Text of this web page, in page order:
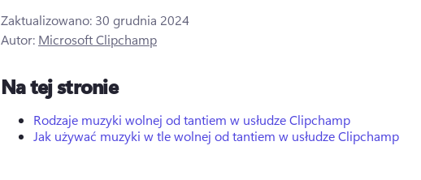
Zaktualizowano: 30 grudnia 2024
Autor: Microsoft Clipchamp
Na tej stronie
Rodzaje muzyki wolnej od tantiem w usłudze Clipchamp
Jak używać muzyki w tle wolnej od tantiem w usłudze Clipchamp